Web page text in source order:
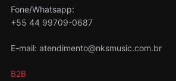
Fone/Whatsapp:
+55 44 99709-0687
E-mail: atendimento@nksmusic.com.br
B2B